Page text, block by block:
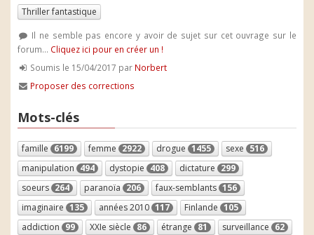
Thriller fantastique
Il ne semble pas encore y avoir de sujet sur cet ouvrage sur le
forum... Cliquez ici pour en créer un !
Soumis le 15/04/2017 par Norbert
Proposer des corrections
Mots-clés
famille 6199 femme 2922 drogue 1455 sexe 516
manipulation 494 dystopie 408 dictature 299
soeurs 264 paranoïa 206 faux-semblants 156
imaginaire 135 années 2010 117 Finlande 105
addiction 99 XXIe siècle 86 étrange 81 surveillance 62